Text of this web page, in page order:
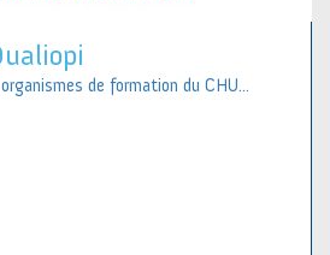
de formation du CHU...